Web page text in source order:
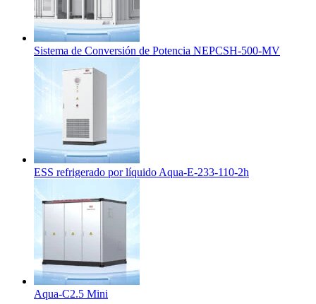
Sistema de Conversión de Potencia NEPCSH-500-MV
ESS refrigerado por líquido Aqua-E-233-110-2h
Aqua-C2.5 Mini